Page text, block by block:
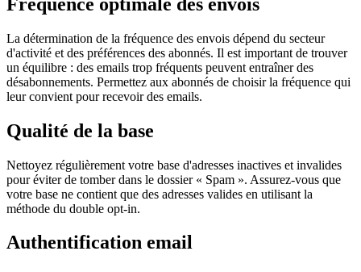
La détermination de la fréquence des envois dépend du secteur
d'activité et des préférences des abonnés. Il est important de trouver
un équilibre : des emails trop fréquents peuvent entraîner des
désabonnements. Permettez aux abonnés de choisir la fréquence qui
leur convient pour recevoir des emails.
Qualité de la base
Nettoyez régulièrement votre base d'adresses inactives et invalides
pour éviter de tomber dans le dossier « Spam ». Assurez-vous que
votre base ne contient que des adresses valides en utilisant la
méthode du double opt-in.
Authentification email